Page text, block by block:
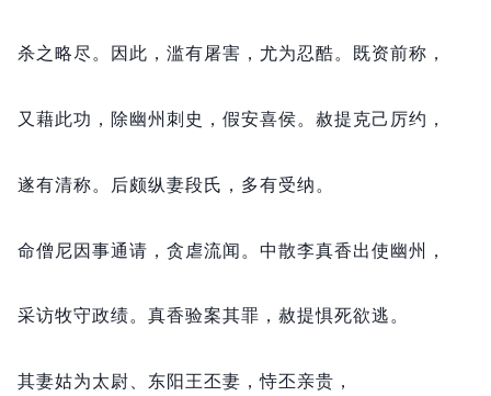
杀之略尽。 因此， 滥有屠害， 尤为忍酷。 既资前称，
又藉此功， 除幽州刺史， 假安喜侯。 赦提克己厉约，
遂有清称。 后颇纵妻段氏， 多有受纳。
命僧尼因事通请， 贪虐流闻。 中散李真香出使幽州，
采访牧守政绩。 真香验案其罪， 赦提惧死欲逃。
其妻姑为太尉、东阳王丕妻，恃丕亲贵，